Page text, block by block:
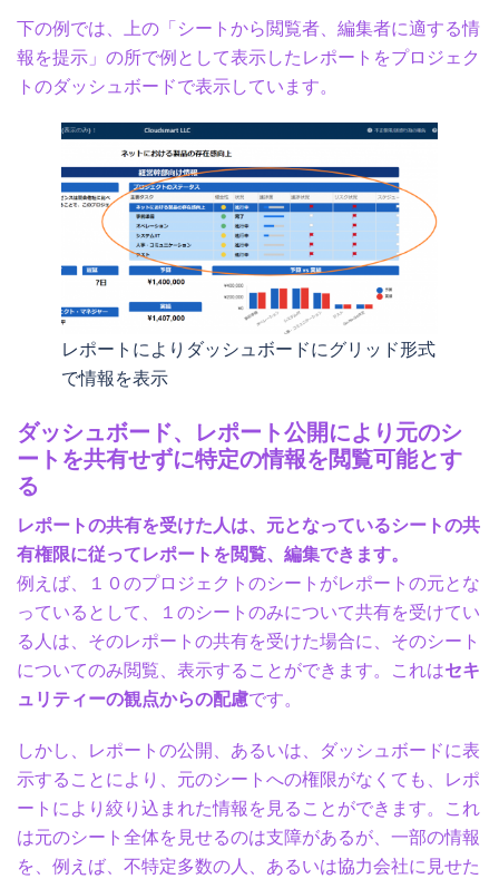
下の例では、上の「シートから閲覧者、編集者に適する情
報を提示」の所で例として表示したレポートをプロジェク
トのダッシュボードで表示しています。
レポートによりダッシュボードにグリッド形式
で情報を表示
ダッシュボード、レポート公開により元のシ
ートを共有せずに特定の情報を閲覧可能とす
る
レポートの共有を受けた人は、元となっているシートの共
有権限に従ってレポートを閲覧、編集できます。
例えば、１０のプロジェクトのシートがレポートの元とな
っているとして、１のシートのみについて共有を受けてい
る人は、そのレポートの共有を受けた場合に、そのシート
についてのみ閲覧、表示することができます。これはセキ
ュリティーの観点からの配慮です。
しかし、レポートの公開、あるいは、ダッシュボードに表
示することにより、元のシートへの権限がなくても、レポ
ートにより絞り込まれた情報を見ることができます。これ
は元のシート全体を見せるのは支障があるが、一部の情報
を、例えば、不特定多数の人、あるいは協力会社に見せた